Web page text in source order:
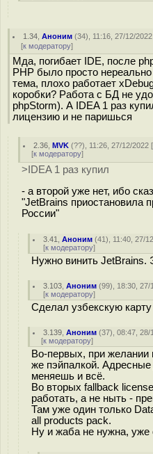
1.34 ,Аноним (34), 11:16, 27/12/
[к модератору]
Мда, погибает IDE, после
PHP было просто
тема, плохо работает
коробки? Работа с БД не
phpStorm). А IDEA 1 раз
лицензию и не паришься
2.36 ,MVK (??), 11:26, 27/12/2022 [
[к модератору]
>IDEA 1 раз купил
- а второй уже нет, ибо
"JetBrains приостановила
России"
3.41 ,Аноним (41), 11:40, 27/
[к модератору]
Нужно винить JetBrains.
3.103 ,Аноним (99), 18:30, 27/
[к модератору]
Сделал узбекскую
3.139 ,Аноним (37), 08:47, 28/
[к модератору]
Во-первых, при желании
же пэйпалкой.
меняешь и всё.
Во вторых fallback
работать, а не ныть -
Там уже один только
all products pack.
Ну и жаба не нужна, уже